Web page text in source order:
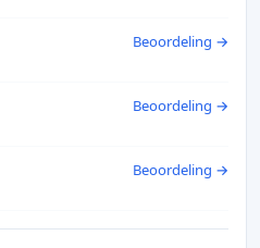
Beoordeling →
Beoordeling →
Beoordeling →